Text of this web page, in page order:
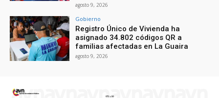
agosto 9, 2026
Gobierno
Registro Único de Vivienda ha
asignado 34.802 códigos QR a
familias afectadas en La Guaira
agosto 9, 2026